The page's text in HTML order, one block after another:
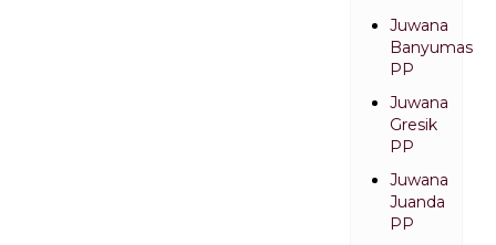
Juwana
Banyumas
PP
Juwana
Gresik
PP
Juwana
Juanda
PP